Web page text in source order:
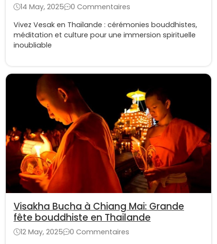
14 May, 2025
0 Commentaires
Vivez Vesak en Thaïlande : cérémonies bouddhistes,
méditation et culture pour une immersion spirituelle
inoubliable
Visakha Bucha à Chiang Mai: Grande
fête bouddhiste en Thailande
12 May, 2025
0 Commentaires